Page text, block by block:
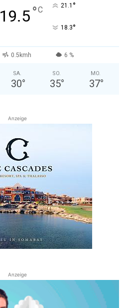
19.5°C 21.1 °
18.3°
0.5kmh 6 %
SA.
30°
SO.
35°
MO.
37°
Anzeige
Anzeige